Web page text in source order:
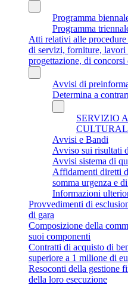
Programma
Programma
Atti relativi alle
di servizi, forniture,
progettazione, di
Avvisi di
Determina a
SERVIZIO
Avvisi e Bandi
Avviso sui risultati
Avvisi sistema di
Affidamenti diretti
somma urgenza e
Informazioni
Provvedimenti di
di gara
Composizione della
suoi componenti
Contratti di acquisto di
superiore a 1 milione di
Resoconti della gestione
della loro esecuzione